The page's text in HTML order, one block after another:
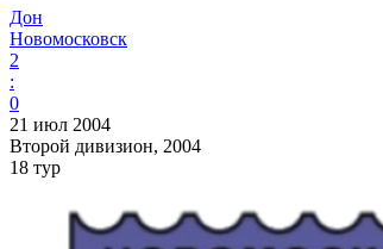
Дон
Новомосковск
2
:
0
21 июл 2004
Второй дивизион, 2004
18 тур